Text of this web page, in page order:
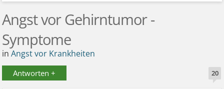
Angst vor Gehirntumor -
Symptome
inAngst vor Krankheiten
Antworten + 20